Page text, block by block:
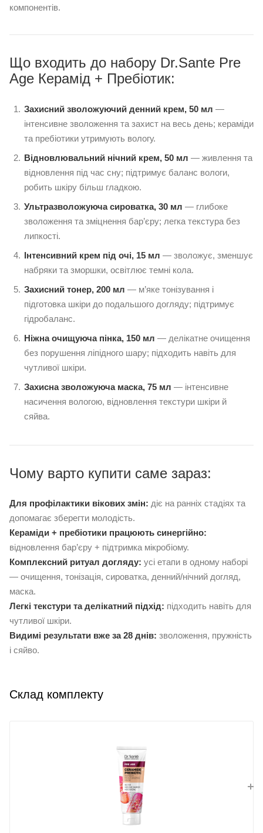
компонентів.
Що входить до набору Dr.Sante Pre
Age Керамід + Пребіотик:
Захисний зволожуючий денний крем, 50 мл —
інтенсивне зволоження та захист на весь день; кераміди
та пребіотики утримують вологу.
Відновлювальний нічний крем, 50 мл — живлення та
відновлення під час сну; підтримує баланс вологи,
робить шкіру більш гладкою.
Ультразволожуюча сироватка, 30 мл — глибоке
зволоження та зміцнення бар’єру; легка текстура без
липкості.
Інтенсивний крем під очі, 15 мл — зволожує, зменшує
набряки та зморшки, освітлює темні кола.
Захисний тонер, 200 мл — м’яке тонізування і
підготовка шкіри до подальшого догляду; підтримує
гідробаланс.
Ніжна очищуюча пінка, 150 мл — делікатне очищення
без порушення ліпідного шару; підходить навіть для
чутливої шкіри.
Захисна зволожуюча маска, 75 мл — інтенсивне
насичення вологою, відновлення текстури шкіри й
сяйва.
Чому варто купити саме зараз:
Для профілактики вікових змін: діє на ранніх стадіях та
допомагає зберегти молодість.
Кераміди + пребіотики працюють синергійно:
відновлення бар’єру + підтримка мікробіому.
Комплексний ритуал догляду: усі етапи в одному наборі
— очищення, тонізація, сироватка, денний/нічний догляд,
маска.
Легкі текстури та делікатний підхід: підходить навіть для
чутливої шкіри.
Видимі результати вже за 28 днів: зволоження, пружність
і сяйво.
Склад комплекту